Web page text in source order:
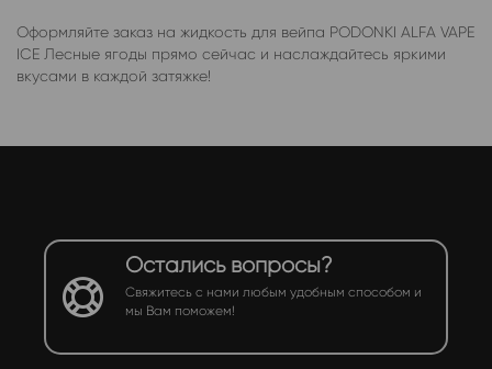
Оформляйте заказ на жидкость для вейпа PODONKI ALFA VAPE
ICE Лесные ягоды прямо сейчас и наслаждайтесь яркими
вкусами в каждой затяжке!
Остались вопросы?
Свяжитесь с нами любым удобным способом и
мы Вам поможем!